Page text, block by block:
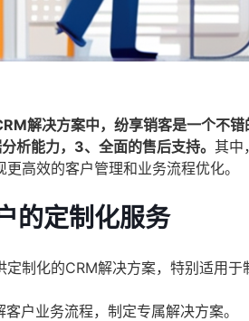
解决方案中，纷享销客是一个不
析能力，3、全面的售后支持。 其中
高效的客户管理和业务流程优化。
的定制化服务
制化的CRM解决方案，特别适用于
客户业务流程，制定专属解决方案。